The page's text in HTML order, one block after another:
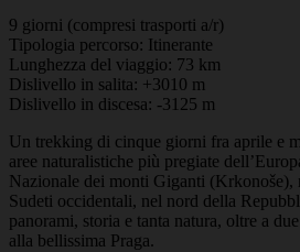
9 giorni (compresi trasporti a/r)
Tipologia percorso: Itinerante
Lunghezza del viaggio: 73 km
Dislivello in salita: +3010 m
Dislivello in discesa: -3125 m
Un trekking di cinque giorni fra aprile e
aree naturalistiche più pregiate
Nazionale dei monti Giganti (Krkonoše),
Sudeti occidentali, nel nord della
panorami, storia e tanta natura, oltre a
alla bellissima Praga.